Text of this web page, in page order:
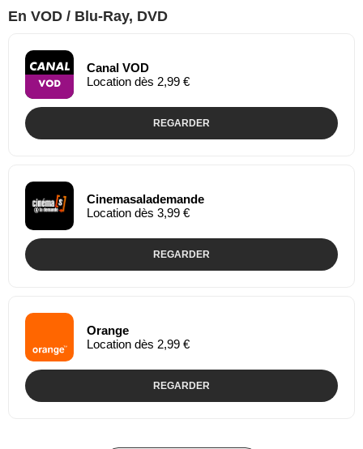
En VOD / Blu-Ray, DVD
Canal VOD
Location dès 2,99 €
REGARDER
Cinemasalademande
Location dès 3,99 €
REGARDER
Orange
Location dès 2,99 €
REGARDER